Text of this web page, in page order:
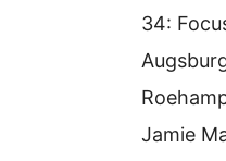
34:
Jamie